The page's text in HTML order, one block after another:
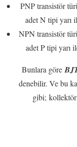
PNP transistör
adet N tipi yarı
NPN transistör
adet P tipi yarı
Bunlara göre
denebilir. Ve bu
gibi;